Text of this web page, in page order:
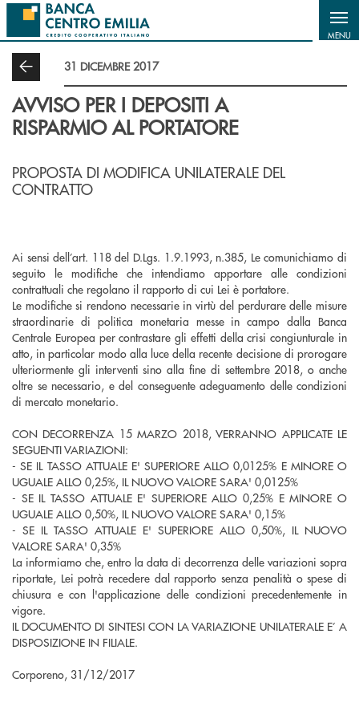
Salta al contenuto principale
MENU
31 DICEMBRE 2017
AVVISO PER I DEPOSITI A
RISPARMIO AL PORTATORE
PROPOSTA DI MODIFICA UNILATERALE DEL
CONTRATTO
Ai sensi dell’art. 118 del D.Lgs. 1.9.1993, n.385, Le comunichiamo di
seguito le modifiche che intendiamo apportare alle condizioni
contrattuali che regolano il rapporto di cui Lei è portatore.
Le modifiche si rendono necessarie in virtù del perdurare delle misure
straordinarie di politica monetaria messe in campo dalla Banca
Centrale Europea per contrastare gli effetti della crisi congiunturale in
atto, in particolar modo alla luce della recente decisione di prorogare
ulteriormente gli interventi sino alla fine di settembre 2018, o anche
oltre se necessario, e del conseguente adeguamento delle condizioni
di mercato monetario.
CON DECORRENZA 15 MARZO 2018, VERRANNO APPLICATE LE
SEGUENTI VARIAZIONI:
- SE IL TASSO ATTUALE E' SUPERIORE ALLO 0,0125% E MINORE O
UGUALE ALLO 0,25%, IL NUOVO VALORE SARA' 0,0125%
- SE IL TASSO ATTUALE E' SUPERIORE ALLO 0,25% E MINORE O
UGUALE ALLO 0,50%, IL NUOVO VALORE SARA' 0,15%
- SE IL TASSO ATTUALE E' SUPERIORE ALLO 0,50%, IL NUOVO
VALORE SARA' 0,35%
La informiamo che, entro la data di decorrenza delle variazioni sopra
riportate, Lei potrà recedere dal rapporto senza penalità o spese di
chiusura e con l'applicazione delle condizioni precedentemente in
vigore.
IL DOCUMENTO DI SINTESI CON LA VARIAZIONE UNILATERALE E’ A
DISPOSIZIONE IN FILIALE.
Corporeno, 31/12/2017